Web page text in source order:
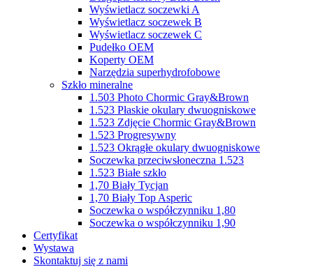
Wyświetlacz soczewki A
Wyświetlacz soczewek B
Wyświetlacz soczewek C
Pudełko OEM
Koperty OEM
Narzędzia superhydrofobowe
Szkło mineralne
1.503 Photo Chormic Gray&Brown
1.523 Płaskie okulary dwuogniskowe
1.523 Zdjęcie Chormic Gray&Brown
1.523 Progresywny
1.523 Okrągłe okulary dwuogniskowe
Soczewka przeciwsłoneczna 1.523
1.523 Białe szkło
1,70 Biały Tycjan
1,70 Biały Top Asperic
Soczewka o współczynniku 1,80
Soczewka o współczynniku 1,90
Certyfikat
Wystawa
Skontaktuj się z nami